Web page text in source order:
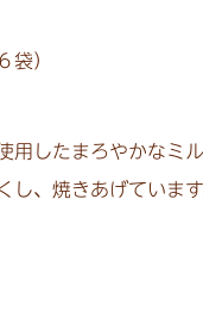
袋）
用したまろやかなミ
し、焼きあげていま